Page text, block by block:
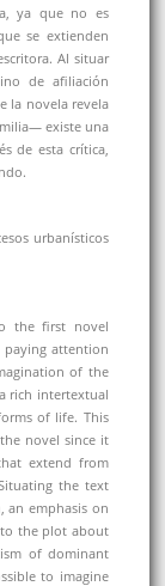
ya que no es
se extienden
Al situar
de afiliación
la novela revela
existe una
de esta crítica,
urbanísticos
the first novel
paying attention
of the
rich intertextual
of life. This
novel since it
extend from
the text
an emphasis on
the plot about
of dominant
to imagine